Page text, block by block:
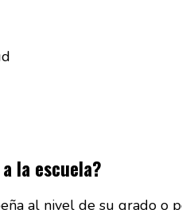
la escuela?
al nivel de su grado o